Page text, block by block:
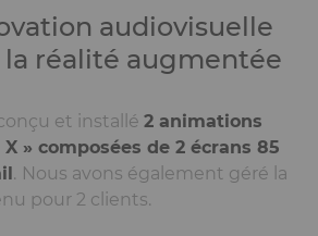
audiovisuelle
réalité augmentée
et installé 2 animations
» composées de 2 écrans 85
. Nous avons également géré la
pour 2 clients.